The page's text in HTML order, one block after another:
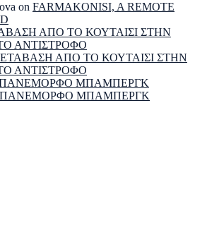
on FARMAKONISI, A REMOTE
ΑΠΟ ΤΟ ΚΟΥΤΑΙΣΙ ΣΤΗΝ
ΑΝΤΙΣΤΡΟΦΟ
ΑΠΟ ΤΟ ΚΟΥΤΑΙΣΙ ΣΤΗΝ
ΑΝΤΙΣΤΡΟΦΟ
ΜΠΑΜΠΕΡΓΚ
ΜΠΑΜΠΕΡΓΚ